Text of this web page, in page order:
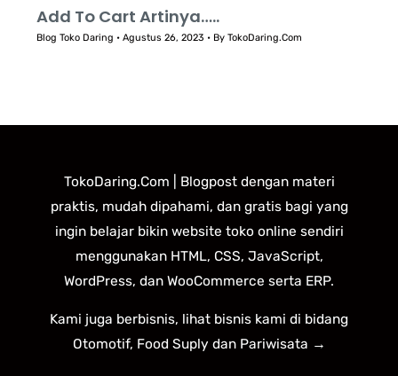
Add To Cart Artinya…..
Blog Toko Daring •Agustus 26, 2023 • ByTokoDaring.Com
TokoDaring.Com | Blogpost dengan materi
praktis, mudah dipahami, dan gratis bagi yang
ingin belajar bikin website toko online sendiri
menggunakan HTML, CSS, JavaScript,
WordPress, dan WooCommerce serta ERP.
Kami juga berbisnis, lihat bisnis kami di bidang
Otomotif, Food Suply dan Pariwisata →